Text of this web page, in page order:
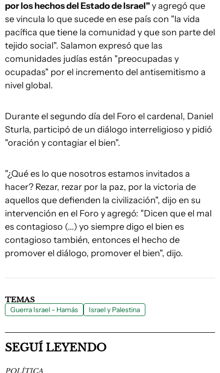
por los hechos del Estado de Israel"y agregó que
se vincula lo que sucede en ese país con "la vida
pacífica que tiene la comunidad y que son parte del
tejido social". Salamon expresó que las
comunidades judías están "preocupadas y
ocupadas" por el incremento del antisemitismo a
nivel global.
Durante el segundo día del Foro el cardenal, Daniel
Sturla, participó de un diálogo interreligioso y pidió
"oración y contagiar el bien".
"¿Qué es lo que nosotros estamos invitados a
hacer? Rezar, rezar por la paz, por la victoria de
aquellos que defienden la civilización", dijo en su
intervención en el Foro y agregó: "Dicen que el mal
es contagioso (...) yo siempre digo el bien es
contagioso también, entonces el hecho de
promover el diálogo, promover el bien", dijo.
TEMAS
Guerra Israel - Hamás Israel y Palestina
SEGUÍ LEYENDO
POLÍTICA